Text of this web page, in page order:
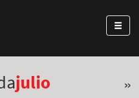
julio »